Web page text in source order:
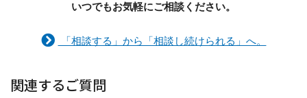
いつでもお気軽にご相談ください。
「相談する」から「相談し続けられる」へ。
関連するご質問